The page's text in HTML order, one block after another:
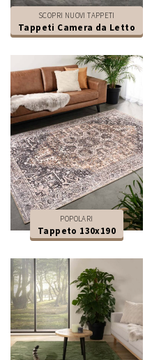
SCOPRI NUOVI TAPPETI
Tappeti Camera da Letto
POPOLARI
Tappeto 130x190